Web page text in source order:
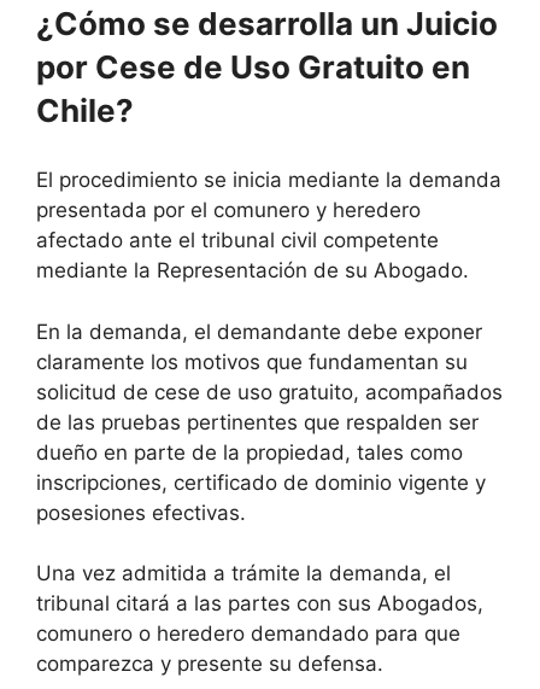
¿Cómo se desarrolla un Juicio
por Cese de Uso Gratuito en
Chile?
El procedimiento se inicia mediante la demanda
presentada por el comunero y heredero
afectado ante el tribunal civil competente
mediante la Representación de su Abogado.
En la demanda, el demandante debe exponer
claramente los motivos que fundamentan su
solicitud de cese de uso gratuito, acompañados
de las pruebas pertinentes que respalden ser
dueño en parte de la propiedad, tales como
inscripciones, certificado de dominio vigente y
posesiones efectivas.
Una vez admitida a trámite la demanda, el
tribunal citará a las partes con sus Abogados,
comunero o heredero demandado para que
comparezca y presente su defensa.